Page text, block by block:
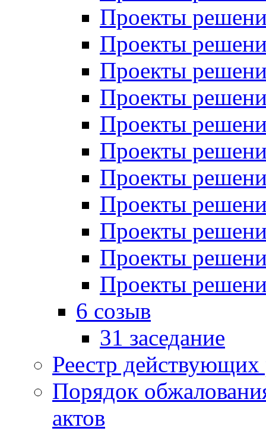
Проекты
Проекты
Проекты
Проекты
Проекты
Проекты
Проекты
Проекты
Проекты
Проекты
Проекты
6 созыв
31 заседание
Реестр
Порядок
актов